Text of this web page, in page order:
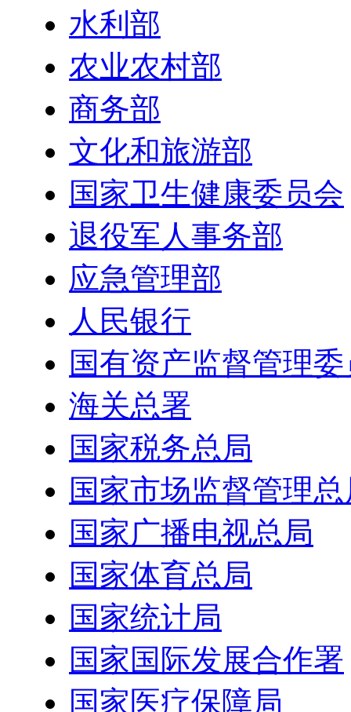
水利部
农业农村部
商务部
文化和旅游部
国家卫生健康委员会
退役军人事务部
应急管理部
人民银行
国有资产监督管理
海关总署
国家税务总局
国家市场监督管理
国家广播电视总局
国家体育总局
国家统计局
国家国际发展合作署
国家医疗保障局